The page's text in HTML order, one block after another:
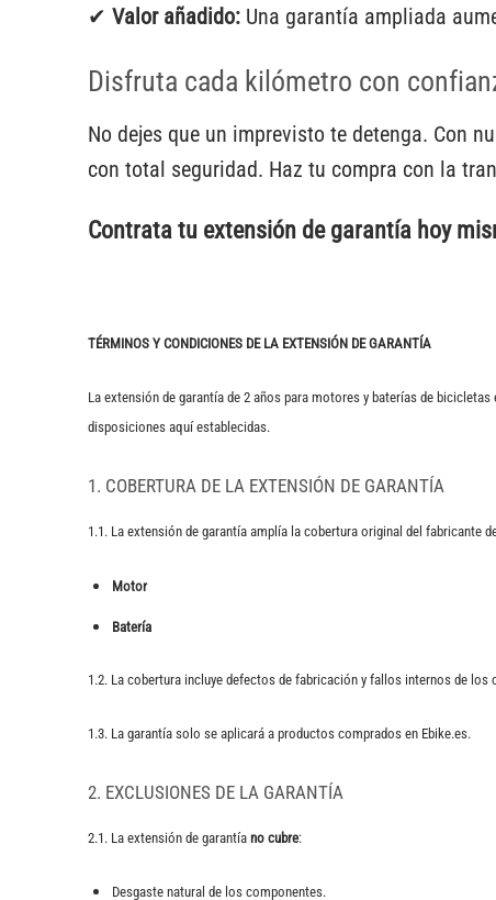
✔ Valor añadido:Una garantía ampliada
Disfruta cada kilómetro con
No dejes que un imprevisto te detenga. Con
con total seguridad. Haz tu compra con la
Contrata tu extensión de garantía hoy
TÉRMINOS Y CONDICIONES DE LA EXTENSIÓN DE GARANTÍA
La extensión de garantía de 2 años para motores y baterías de
disposiciones aquí establecidas.
1. COBERTURA DE LA EXTENSIÓN DE GARANTÍA
1.1. La extensión de garantía amplía la cobertura original del fabricante
Motor
Batería
1.2. La cobertura incluye defectos de fabricación y fallos internos de los
1.3. La garantía solo se aplicará a productos comprados en Ebike.es.
2. EXCLUSIONES DE LA GARANTÍA
2.1. La extensión de garantía no cubre:
Desgaste natural de los componentes.